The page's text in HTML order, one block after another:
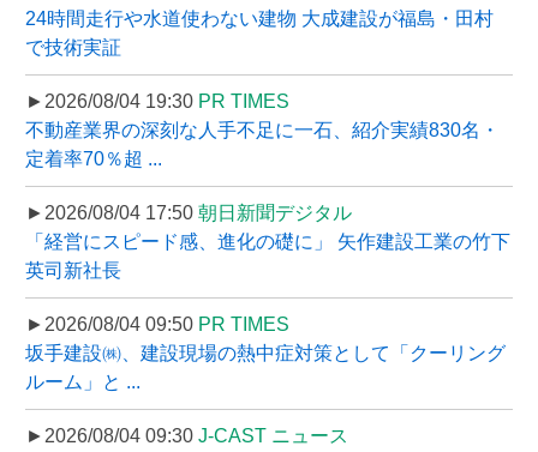
24時間走行や水道使わない建物 大成建設が福島・田村
で技術実証
►2026/08/04 19:30 PR TIMES
不動産業界の深刻な人手不足に一石、紹介実績830名・
定着率70％超 ...
►2026/08/04 17:50 朝日新聞デジタル
「経営にスピード感、進化の礎に」 矢作建設工業の竹下
英司新社長
►2026/08/04 09:50 PR TIMES
坂手建設㈱、建設現場の熱中症対策として「クーリング
ルーム」と ...
►2026/08/04 09:30 J-CAST ニュース